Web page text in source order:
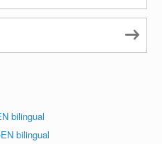
bilingual
bilingual